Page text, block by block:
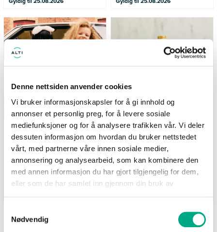
Denne nettsiden anvender cookies
Vi bruker informasjonskapsler for å gi innhold og
annonser et personlig preg, for å levere sosiale
mediefunksjoner og for å analysere trafikken vår. Vi deler
dessuten informasjon om hvordan du bruker nettstedet
vårt, med partnerne våre innen sosiale medier,
annonsering og analysearbeid, som kan kombinere den
med annen informasjon du har gjort tilgjengelig for dem,
eller som de har samlet inn gjennom din bruk av
Nødvendig
Kappahl
Medlemstilbud: 3 for 2 på
barnevarer
(gjelder ikke Newbie) Tilbudet
gjelder i perioden 7.8-17.8
(gjelder ikke Newbie) Tilbudet
gjelder i perioden 7.8-17.8
Life
Supernature MCT-olje
500ml - 25% på hele
serien
Nå: 247 kr Før: 329 kr